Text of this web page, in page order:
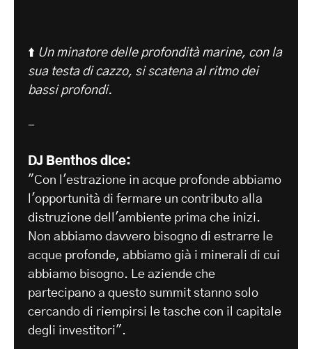
⬆️ Un minatore delle profondità marine, con la
sua testa di cazzo, si scatena al ritmo dei
bassi profondi.
-
DJ Benthos dice:
"Con l'estrazione in acque profonde abbiamo
l'opportunità di fermare un contributo alla
distruzione dell'ambiente prima che inizi.
Non abbiamo davvero bisogno di estrarre le
acque profonde, abbiamo già i minerali di cui
abbiamo bisogno. Le aziende che
partecipano a questo summit stanno solo
cercando di riempirsi le tasche con il capitale
degli investitori".